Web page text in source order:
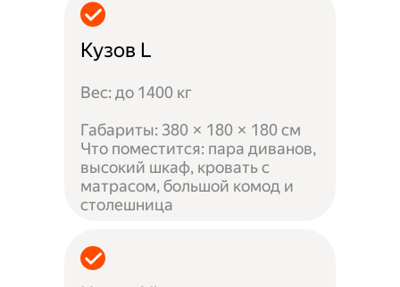
Кузов L
Вес: до 1400 кг
Габариты: 380 × 180 × 180 см
Что поместится: пара диванов,
высокий шкаф, кровать с
матрасом, большой комод и
столешница